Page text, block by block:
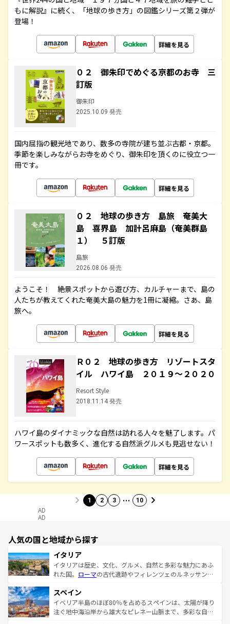
もに解説』に続く、「地球の歩き方」の図鑑シリーズ第２弾が
登場！
詳細を見る
０２ 御朱印でめぐる京都のお寺 三
訂版
御朱印
2025.10.09 発売
国内屈指の観光地であり、数多の寺院が建ち並ぶ古都・京都。
季節を楽しみながらお寺をめぐり、御朱印を頂くのに役立つ一
冊です。
詳細を見る
０２ 地球の歩き方 島旅 奄美大
島 喜界島 加計呂麻島（奄美群島
１） ５訂版
島旅
2026.08.06 発売
ようこそ！ 絶景スポットから遊び方、カルチャーまで、島の
人たちが教えてくれた奄美大島の魅力を1冊に凝縮。さあ、島
旅へ。
詳細を見る
Ｒ０２ 地球の歩き方 リゾートスタ
イル ハワイ島 ２０１９～２０２０
Resort Style
2018.11.14 発売
ハワイ島のダイナミックな自然は訪れる人々を魅了します。パ
ワースポットも数多く、進化する自然派グルメも見逃せない！
詳細を見る
1 2 3 … 10
AD
AD
人気の国と地域から探す
イタリア
イタリアは歴史、文化、グルメ、自然と多彩な魅力にあふ
れた国。 ローマの古代遺跡やフィレンツェのルネッサンス
ろん、トスカーナの美しい田園風景やアマルフィ海岸の絶
景など、自然景観も見逃せない。観光の合間には、本場の
ピザやパスタなど、絶品のイタリア料理を堪能することも
スペイン
イベリア半島のほぼ80％を占めるスペインは、太陽が降り
注ぐ地中海沿岸から雄大なピレネー山脈まで、多彩な自然